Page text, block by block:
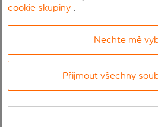
cookie skupiny .
Nechte mě
Přijmout všechny